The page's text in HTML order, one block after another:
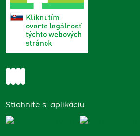
Stiahnite si aplikáciu